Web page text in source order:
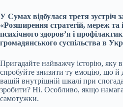
У Сумах відбулася третя зустріч
«Розширення стратегій, мереж та
психічного здоров’я і
громадянського суспільства в
Пригадайте найважчу історію, яку
спробуйте знизити ту емоцію, що й
вашій внутрішній шкалі при
зробити? Ні. Особливо, якщо
самотужки.